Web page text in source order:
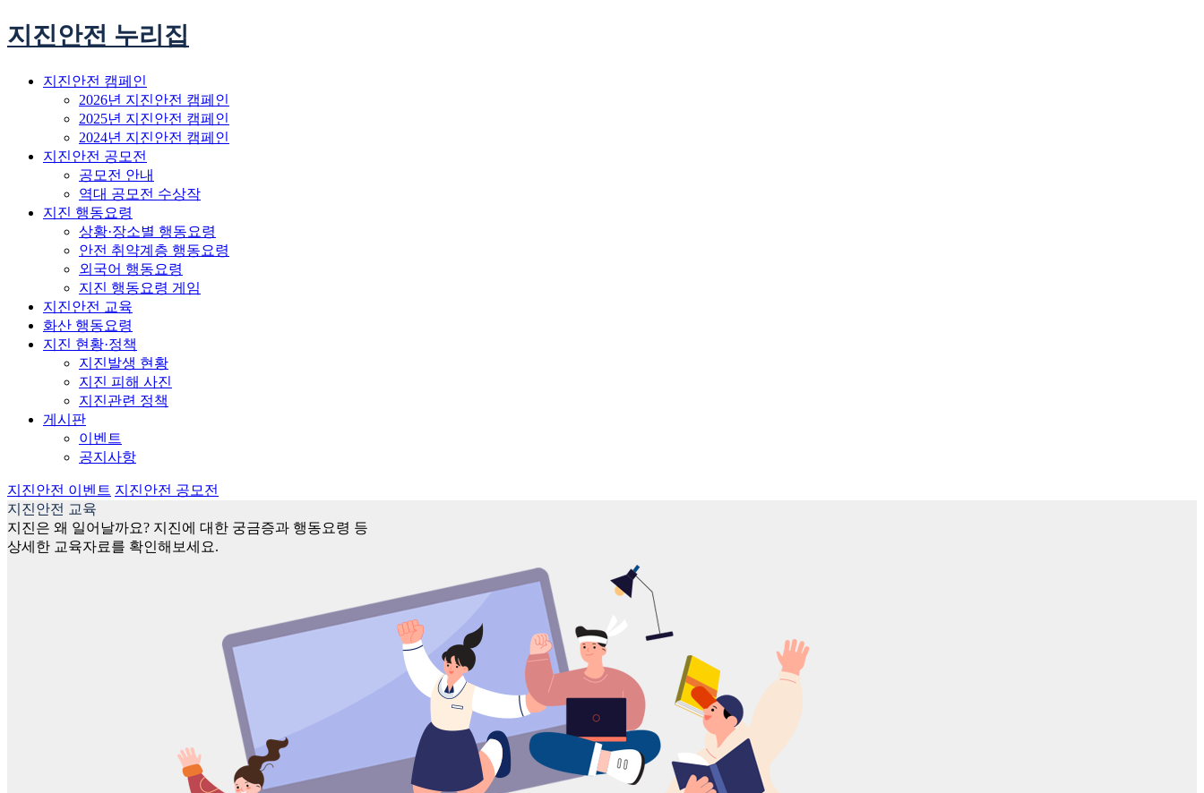
지진안전 누리집
지진안전 캠페인
2026년 지진안전 캠페인
2025년 지진안전 캠페인
2024년 지진안전 캠페인
지진안전 공모전
공모전 안내
역대 공모전 수상작
지진 행동요령
상황·장소별 행동요령
안전 취약계층 행동요령
외국어 행동요령
지진 행동요령 게임
지진안전 교육
화산 행동요령
지진 현황·정책
지진발생 현황
지진 피해 사진
지진관련 정책
게시판
이벤트
공지사항
지진안전 이벤트 지진안전 공모전
지진안전 교육
지진은 왜 일어날까요? 지진에 대한 궁금증과 행동요령 등
상세한 교육자료를 확인해보세요.